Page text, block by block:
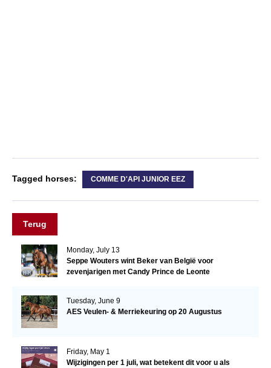
Tagged horses: COMME D'API JUNIOR EEZ
Terug
Monday, July 13
Seppe Wouters wint Beker van België voor
zevenjarigen met Candy Prince de Leonte
Tuesday, June 9
AES Veulen- & Merriekeuring op 20 Augustus
Friday, May 1
Wijzigingen per 1 juli, wat betekent dit voor u als